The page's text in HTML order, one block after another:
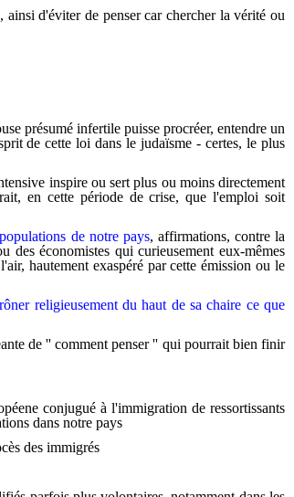
d'éviter de penser car chercher la vérité ou
présumé infertile puisse procréer, entendre un
de cette loi dans le judaïsme - certes, le plus
inspire ou sert plus ou moins directement
en cette période de crise, que l'emploi soit
de notre pays, affirmations, contre la
économistes qui curieusement eux-mêmes
hautement exaspéré par cette émission ou le
religieusement du haut de sa chaire ce que
de '' comment penser '' qui pourrait bien finir
conjugué à l'immigration de ressortissants
dans notre pays
des immigrés